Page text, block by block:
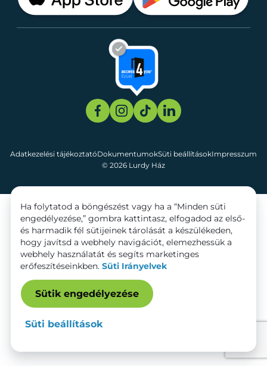
© 2026 Lurdy Ház
Adatkezelési tájékoztatóDokumentumokSüti beállításokImpresszum
Ha folytatod a böngészést vagy ha a “Minden süti
engedélyezése,” gombra kattintasz, elfogadod az első-
és harmadik fél sütijeinek tárolását a készülékeden,
hogy javítsd a webhely navigációt, elemezhessük a
webhely használatát és segíts marketinges
erőfeszítéseinkben. Süti Irányelvek
Sütik engedélyezése
Süti beállítások